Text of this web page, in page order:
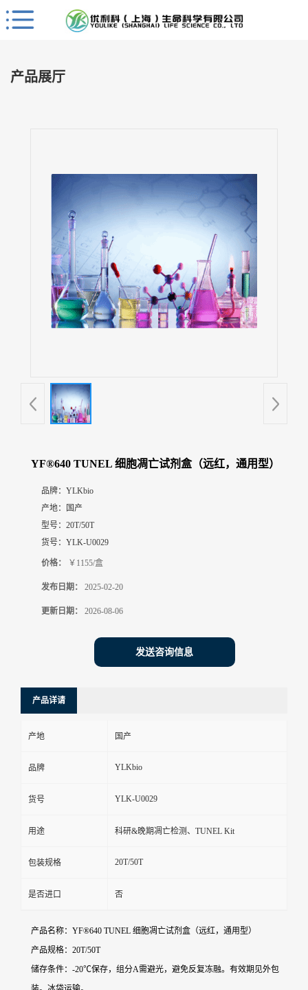
Close
首
产品展厅
YF®640 TUNEL 细胞凋亡试剂盒（远红，通用型）
品牌： YLKbio
产地：
国产
型号： 20T/50T
货号： YLK-U0029
价格： ￥1155/盒
发布日期： 2025-02-20
更新日期： 2026-08-06
发送咨询信息
产品详请
产地 国产
品牌 YLKbio
货号 YLK-U0029
用途 科研&晚期凋亡检测、TUNEL Kit
包装规格 20T/50T
是否进口 否
产品名称：YF®640 TUNEL 细胞凋亡试剂盒（远红，通用型）
产品规格：20T/50T
储存条件：-20℃保存，组分A需避光，避免反复冻融。有效期见外包